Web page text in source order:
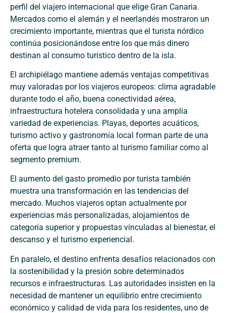
perfil del viajero internacional que elige Gran Canaria.
Mercados como el alemán y el neerlandés mostraron un
crecimiento importante, mientras que el turista nórdico
continúa posicionándose entre los que más dinero
destinan al consumo turístico dentro de la isla.
El archipiélago mantiene además ventajas competitivas
muy valoradas por los viajeros europeos: clima agradable
durante todo el año, buena conectividad aérea,
infraestructura hotelera consolidada y una amplia
variedad de experiencias. Playas, deportes acuáticos,
turismo activo y gastronomía local forman parte de una
oferta que logra atraer tanto al turismo familiar como al
segmento premium.
El aumento del gasto promedio por turista también
muestra una transformación en las tendencias del
mercado. Muchos viajeros optan actualmente por
experiencias más personalizadas, alojamientos de
categoría superior y propuestas vinculadas al bienestar, el
descanso y el turismo experiencial.
En paralelo, el destino enfrenta desafíos relacionados con
la sostenibilidad y la presión sobre determinados
recursos e infraestructuras. Las autoridades insisten en la
necesidad de mantener un equilibrio entre crecimiento
económico y calidad de vida para los residentes, uno de